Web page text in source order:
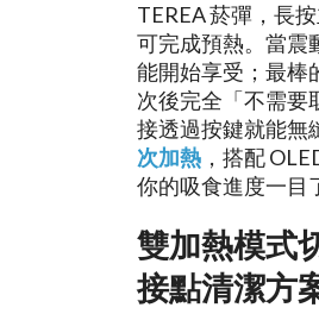
TEREA 菸彈，長
可完成預熱。當震
能開始享受；最棒
次後完全「不需要
接透過按鍵就能無
次加熱 ，搭配
你的吸食進度一目
雙加熱模式
接點清潔方